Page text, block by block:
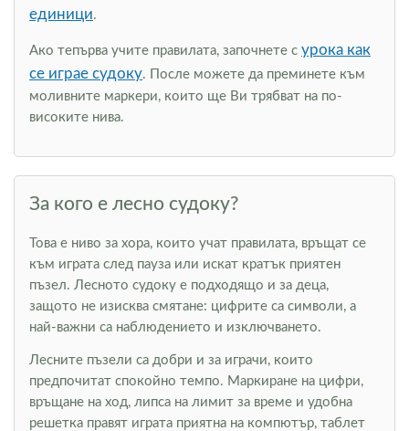
единици.
Ако тепърва учите правилата, започнете с урока как
се играе судоку. После можете да преминете към
моливните маркери, които ще Ви трябват на по-
високите нива.
За кого е лесно судоку?
Това е ниво за хора, които учат правилата, връщат се
към играта след пауза или искат кратък приятен
пъзел. Лесното судоку е подходящо и за деца,
защото не изисква смятане: цифрите са символи, а
най-важни са наблюдението и изключването.
Лесните пъзели са добри и за играчи, които
предпочитат спокойно темпо. Маркиране на цифри,
връщане на ход, липса на лимит за време и удобна
решетка правят играта приятна на компютър, таблет